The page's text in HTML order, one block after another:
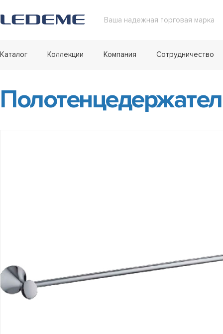
Ваша надежная торговая марка
Каталог Коллекции Компания Сотрудничество